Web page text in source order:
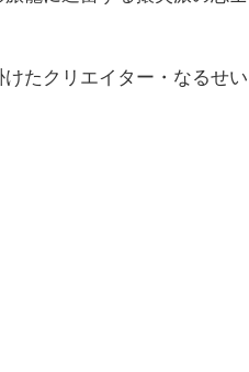
たクリエイター・なるせい